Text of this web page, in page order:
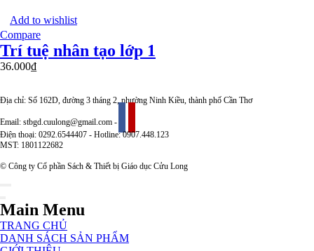
Add to wishlist
Compare
Trí tuệ nhân tạo lớp 1
36.000₫
Địa chỉ: Số 162D, đường 3 tháng 2, phường Ninh Kiều, thành phố Cần Thơ
Email: stbgd.cuulong@gmail.com -
Điện thoại: 0292.6544407 - Hotline: 0907.448.123
MST: 1801122682
© Công ty Cổ phần Sách & Thiết bị Giáo dục Cửu Long
Main Menu
TRANG CHỦ
DANH SÁCH SẢN PHẨM